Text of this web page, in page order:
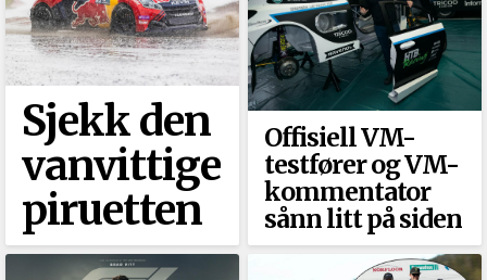
Sjekk den
vanvittige
piruetten
Offisiell VM-
testfører og VM-
kommentator
sånn litt på siden